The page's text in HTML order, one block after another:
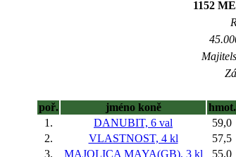
1152
poř.
jméno koně hmot.
1.
DANUBIT, 6 val 59,0
2.
VLASTNOST, 4 kl 57,5
3.
MAJOLICA MAYA(GB), 3 kl 55,0